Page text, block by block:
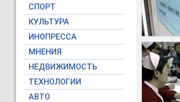
СПОРТ
КУЛЬТУРА
ИНОПРЕССА
МНЕНИЯ
НЕДВИЖИМОСТЬ
ТЕХНОЛОГИИ
АВТО